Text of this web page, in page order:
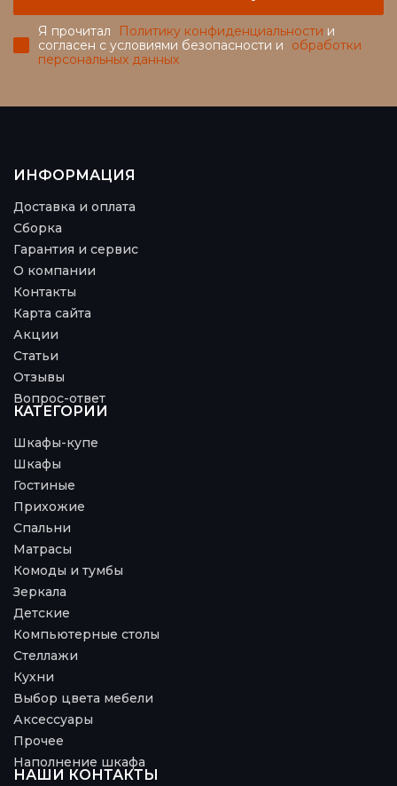
Я прочитал Политику конфиденциальности и
согласен с условиями безопасности и
обработки
персональных данных
ИНФОРМАЦИЯ
Доставка и оплата
Сборка
Гарантия и сервис
О компании
Контакты
Карта сайта
Акции
Статьи
Отзывы
Вопрос-ответ
КАТЕГОРИИ
Шкафы-купе
Шкафы
Гостиные
Прихожие
Спальни
Матрасы
Комоды и тумбы
Зеркала
Детские
Компьютерные столы
Стеллажи
Кухни
Выбор цвета мебели
Аксессуары
Прочее
Наполнение шкафа
НАШИ КОНТАКТЫ